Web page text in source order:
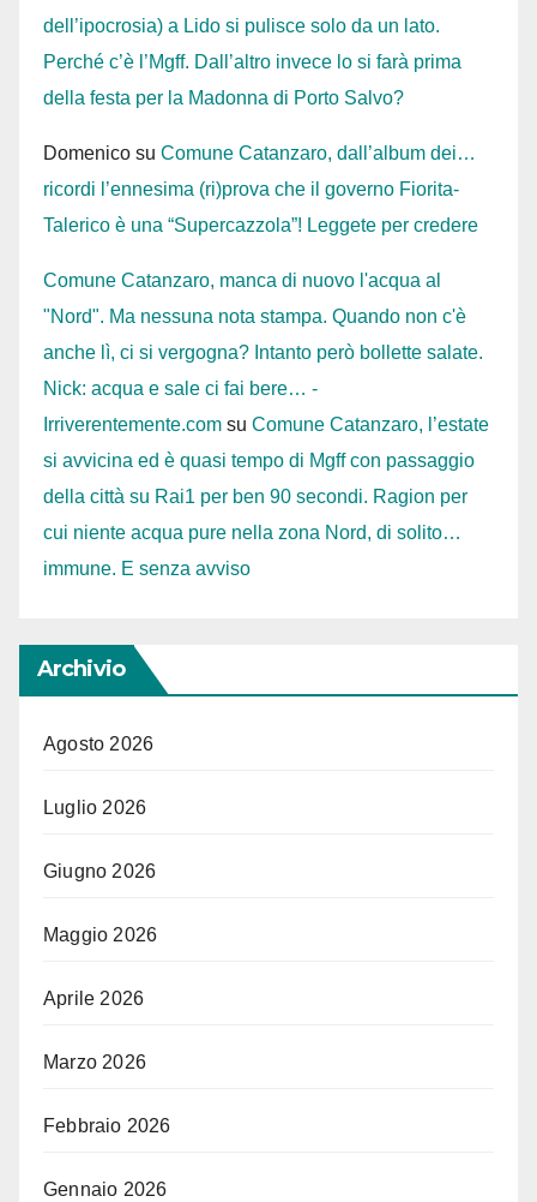
dell’ipocrosia) a Lido si pulisce solo da un lato.
Perché c’è l’Mgff. Dall’altro invece lo si farà prima
della festa per la Madonna di Porto Salvo?
Domenico su Comune Catanzaro, dall’album dei…
ricordi l’ennesima (ri)prova che il governo Fiorita-
Talerico è una “Supercazzola”! Leggete per credere
Comune Catanzaro, manca di nuovo l'acqua al
"Nord". Ma nessuna nota stampa. Quando non c'è
anche lì, ci si vergogna? Intanto però bollette salate.
Nick: acqua e sale ci fai bere… -
Irriverentemente.com su Comune Catanzaro, l’estate
si avvicina ed è quasi tempo di Mgff con passaggio
della città su Rai1 per ben 90 secondi. Ragion per
cui niente acqua pure nella zona Nord, di solito…
immune. E senza avviso
Archivio
Agosto 2026
Luglio 2026
Giugno 2026
Maggio 2026
Aprile 2026
Marzo 2026
Febbraio 2026
Gennaio 2026